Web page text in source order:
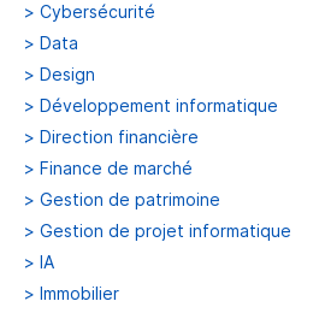
> Cybersécurité
> Data
> Design
> Développement informatique
> Direction financière
> Finance de marché
> Gestion de patrimoine
> Gestion de projet informatique
> IA
> Immobilier